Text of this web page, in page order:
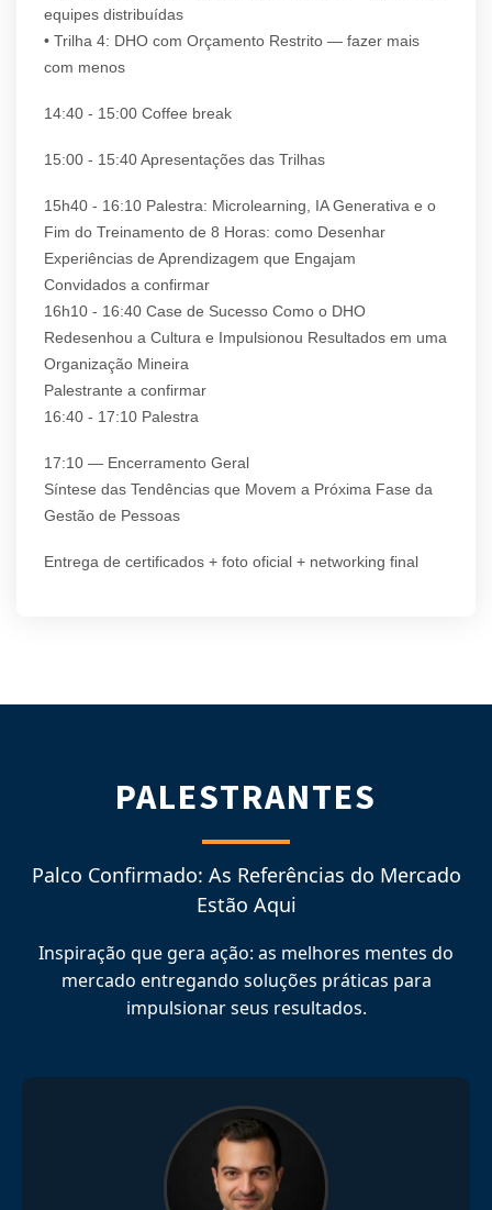
equipes distribuídas
• Trilha 4: DHO com Orçamento Restrito — fazer mais
com menos
14:40 - 15:00 Coffee break
15:00 - 15:40 Apresentações das Trilhas
15h40 - 16:10 Palestra: Microlearning, IA Generativa e o
Fim do Treinamento de 8 Horas: como Desenhar
Experiências de Aprendizagem que Engajam
Convidados a confirmar
16h10 - 16:40 Case de Sucesso Como o DHO
Redesenhou a Cultura e Impulsionou Resultados em uma
Organização Mineira
Palestrante a confirmar
16:40 - 17:10 Palestra
17:10 — Encerramento Geral
Síntese das Tendências que Movem a Próxima Fase da
Gestão de Pessoas
Entrega de certificados + foto oficial + networking final
PALESTRANTES
Palco Confirmado: As Referências do Mercado
Estão Aqui
Inspiração que gera ação: as melhores mentes do
mercado entregando soluções práticas para
impulsionar seus resultados.